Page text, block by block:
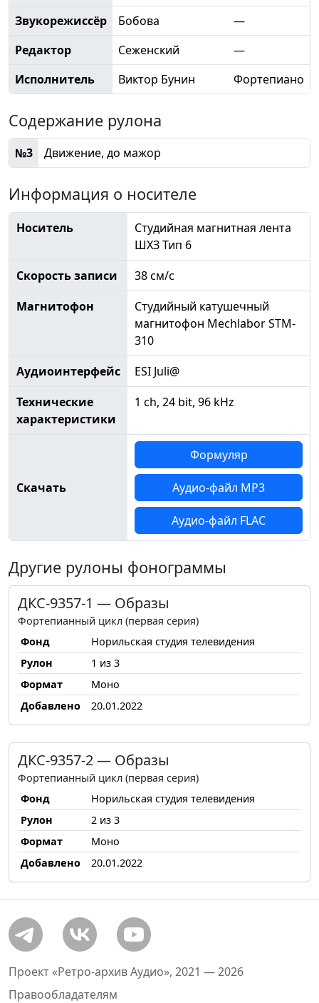
Звукорежиссёр
Бобова
—
Редактор
Сеженский
—
Исполнитель
Виктор Бунин Фортепиано
Содержание рулона
№3 Движение, до мажор
Информация о носителе
Носитель
Студийная магнитная лента
ШХЗ Тип 6
Скорость записи
38 см/с
Магнитофон
Студийный катушечный
магнитофон Mechlabor STM-
310
Аудиоинтерфейс
ESI Juli@
Технические
характеристики
1 ch, 24 bit, 96 kHz
Скачать
Формуляр
Аудио-файл MP3
Аудио-файл FLAC
Другие рулоны фонограммы
ДКС-9357-1 — Образы
Фортепианный цикл (первая серия)
Фонд
Норильская студия телевидения
Рулон
1 из 3
Формат
Моно
Добавлено
20.01.2022
ДКС-9357-2 — Образы
Фортепианный цикл (первая серия)
Фонд
Норильская студия телевидения
Рулон
2 из 3
Формат
Моно
Добавлено
20.01.2022
Проект «Ретро-архив Аудио», 2021 — 2026
Правообладателям